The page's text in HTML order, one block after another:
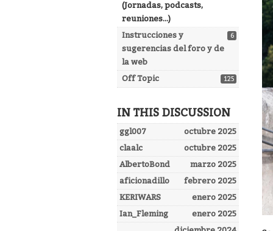
(Jornadas, podcasts,
reuniones...)
6
Instrucciones y
sugerencias del foro y de
la web
125
Off Topic
IN THIS DISCUSSION
octubre 2025
ggl007
octubre 2025
claalc
marzo 2025
AlbertoBond
febrero 2025
aficionadillo
enero 2025
KERIWARS
enero 2025
Ian_Fleming